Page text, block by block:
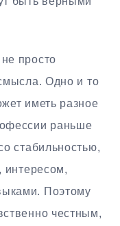
просто
Одно и то
иметь разное
раньше
стабильностью,
интересом,
Поэтому
честным,